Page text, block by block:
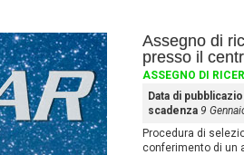
Assegno di
presso il
ASSEGNO DI
Data di
scadenza 9
Procedura di
conferimento di un